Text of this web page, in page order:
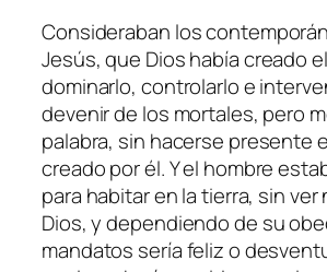
Consideraban los
Jesús, que Dios había creado
dominarlo, controlarlo e
devenir de los mortales, pero
palabra, sin hacerse presente
creado por él. Y el hombre
para habitar en la tierra, sin ver
Dios, y dependiendo de su
mandatos sería feliz o